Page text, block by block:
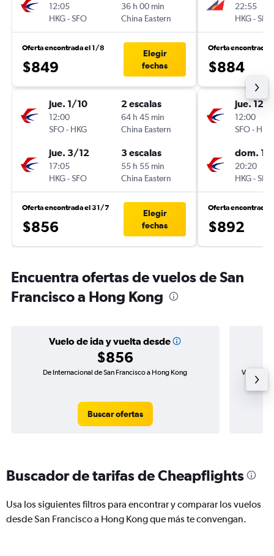
12:05
HKG-SFO
36 h 00 min
China Eastern
Oferta encontrada el 1/8
$849
Elegir
fechas
jue. 1/10
12:00
SFO- HKG
2 escalas
64 h 45 min
China Eastern
jue. 3/12
17:05
HKG-SFO
3 escalas
55 h 55 min
China Eastern
Oferta encontrada el 31/7
$856
Elegir
fechas
22:55
HKG-SFO
Oferta encontrada
$884
jue. 12/
12:00
SFO- HKG
dom.
20:20
HKG-SFO
Oferta encontrada
$892
Encuentra ofertas de vuelos de San
Francisco a Hong Kong
Vuelo de ida y vuelta desde
$856
De Internacional de San Francisco a Hong Kong
Buscar ofertas
Vuelo de
Buscador de tarifas de Cheapflights
Usa los siguientes filtros para encontrar y comparar los vuelos
desde San Francisco a Hong Kong que más te convengan.